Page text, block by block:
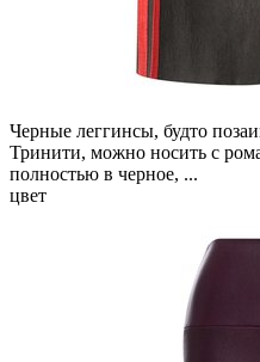
Черные леггинсы, будто
Тринити, можно носить с
полностью в черное, ...
цвет